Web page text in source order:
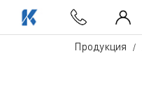
Продукция